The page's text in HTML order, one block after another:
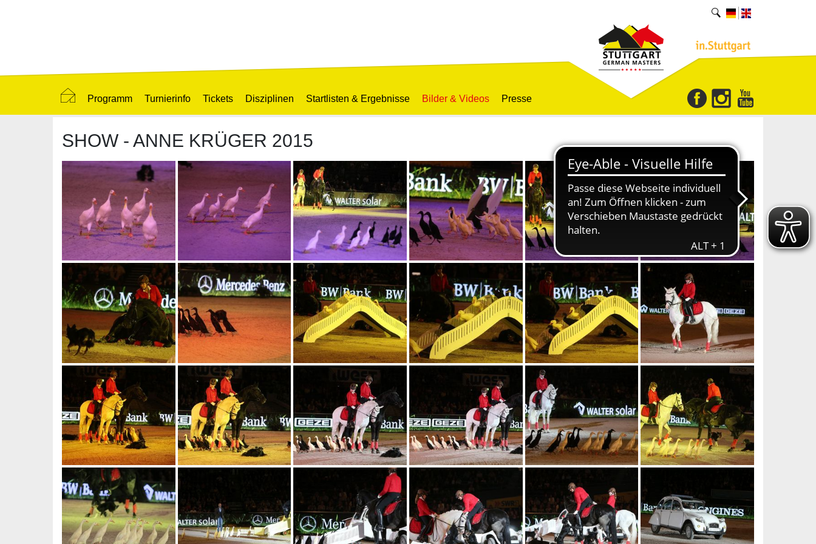
Programm Turnierinfo Tickets Disziplinen Startlisten & Ergebnisse Bilder & Videos Presse
SHOW - ANNE KRÜGER 2015